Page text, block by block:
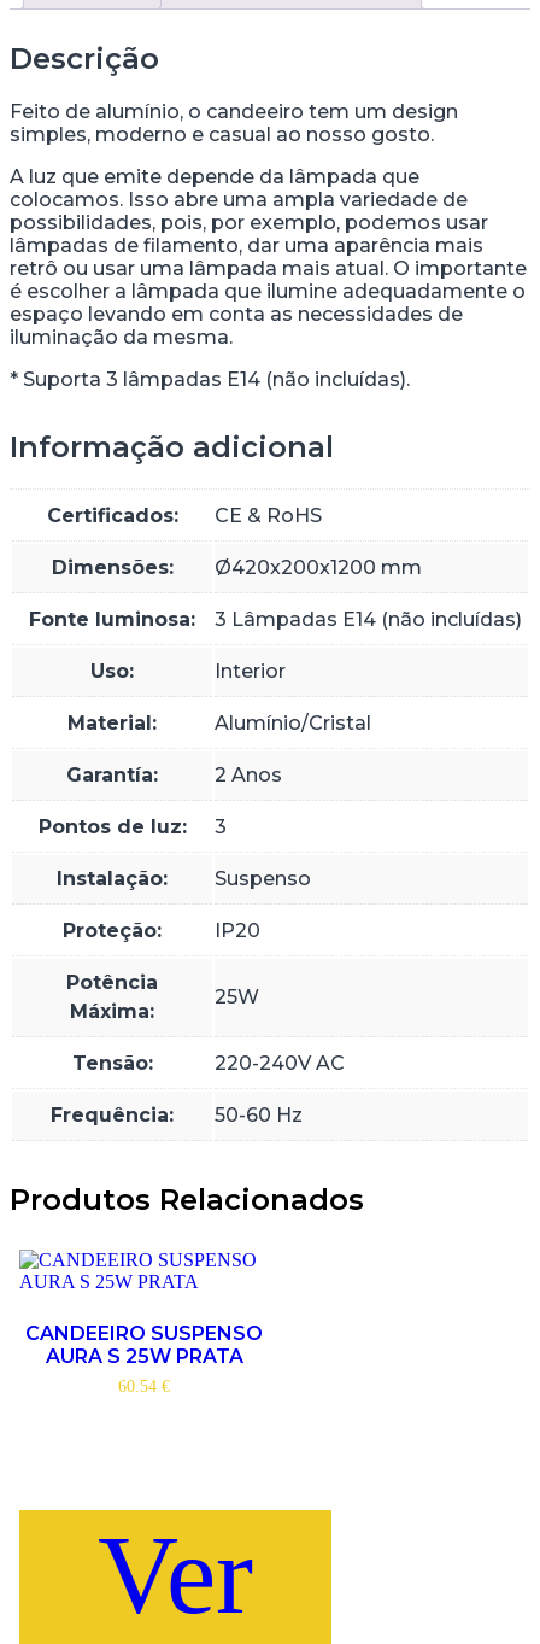
Descrição
Feito de alumínio, o candeeiro tem um design
simples, moderno e casual ao nosso gosto.
A luz que emite depende da lâmpada que
colocamos. Isso abre uma ampla variedade de
possibilidades, pois, por exemplo, podemos usar
lâmpadas de filamento, dar uma aparência mais
retrô ou usar uma lâmpada mais atual. O importante
é escolher a lâmpada que ilumine adequadamente o
espaço levando em conta as necessidades de
iluminação da mesma.
* Suporta 3 lâmpadas E14 (não incluídas).
Informação adicional
Certificados: CE & RoHS
Dimensões: Ø420x200x1200 mm
Fonte luminosa: 3 Lâmpadas E14 (não incluídas)
Uso: Interior
Material: Alumínio/Cristal
Garantía: 2 Anos
Pontos de luz: 3
Instalação: Suspenso
Proteção: IP20
Potência
Máxima:
25W
Tensão: 220-240V AC
Frequência: 50-60 Hz
Produtos Relacionados
CANDEEIRO SUSPENSO
AURA S 25W PRATA
60.54€
Ver